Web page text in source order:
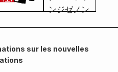
sur les nouvelles